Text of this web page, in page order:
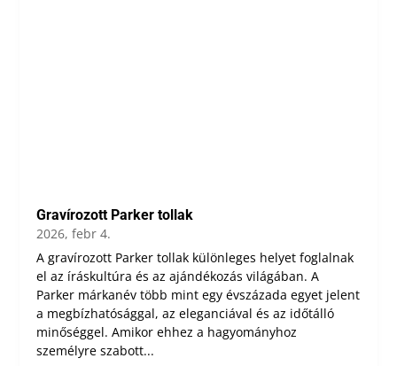
Gravírozott Parker tollak
2026, febr 4.
A gravírozott Parker tollak különleges helyet foglalnak
el az íráskultúra és az ajándékozás világában. A
Parker márkanév több mint egy évszázada egyet jelent
a megbízhatósággal, az eleganciával és az időtálló
minőséggel. Amikor ehhez a hagyományhoz
személyre szabott...